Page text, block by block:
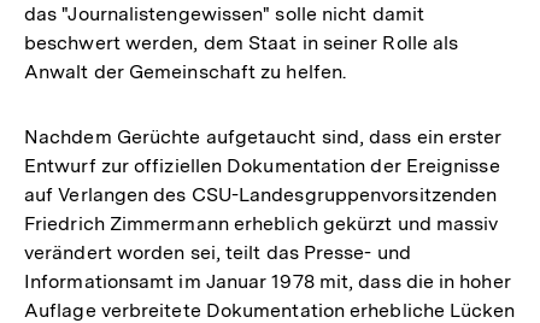
das "Journalistengewissen" solle nicht damit
beschwert werden, dem Staat in seiner Rolle als
Anwalt der Gemeinschaft zu helfen.
Nachdem Gerüchte aufgetaucht sind, dass ein erster
Entwurf zur offiziellen Dokumentation der Ereignisse
auf Verlangen des CSU-Landesgruppenvorsitzenden
Friedrich Zimmermann erheblich gekürzt und massiv
verändert worden sei, teilt das Presse- und
Informationsamt im Januar 1978 mit, dass die in hoher
Auflage verbreitete Dokumentation erhebliche Lücken